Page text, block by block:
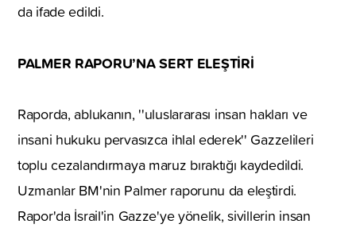
da ifade edildi.
PALMER RAPORU’NA SERT ELEŞTİRİ
Raporda, ablukanın, ''uluslararası insan hakları ve
insani hukuku pervasızca ihlal ederek'' Gazzelileri
toplu cezalandırmaya maruz bıraktığı kaydedildi.
Uzmanlar BM'nin Palmer raporunu da eleştirdi.
Rapor'da İsrail'in Gazze'ye yönelik, sivillerin insan